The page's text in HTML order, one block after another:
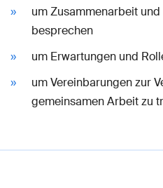
um Zusammenarbeit
besprechen
um Erwartungen und
um Vereinbarungen zur
gemeinsamen Arbeit zu